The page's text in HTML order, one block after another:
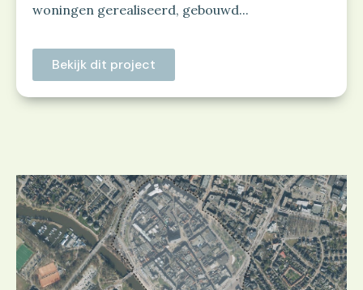
woningen gerealiseerd, gebouwd...
Bekijk dit project